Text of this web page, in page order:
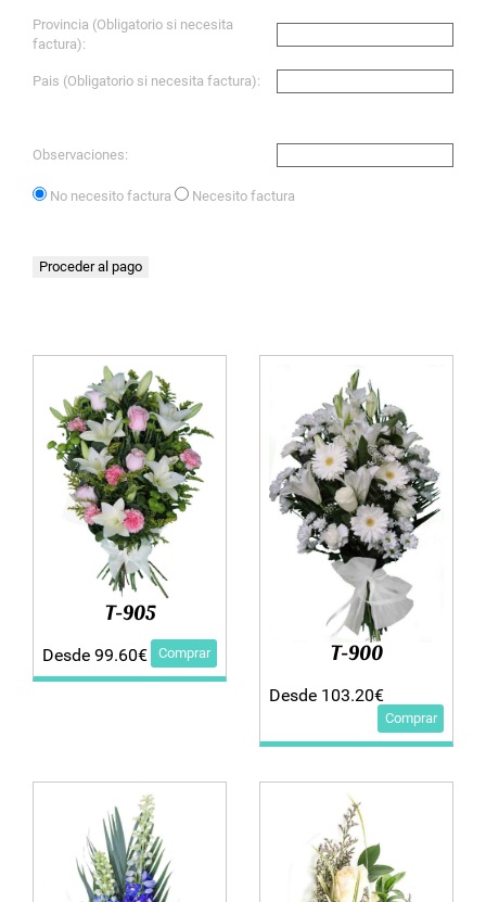
Provincia (Obligatorio si necesita
factura):
Pais (Obligatorio si necesita factura):
Observaciones:
No necesito factura Necesito factura
T-905
Desde 99.60€ Comprar T-900
Desde 103.20€
Comprar